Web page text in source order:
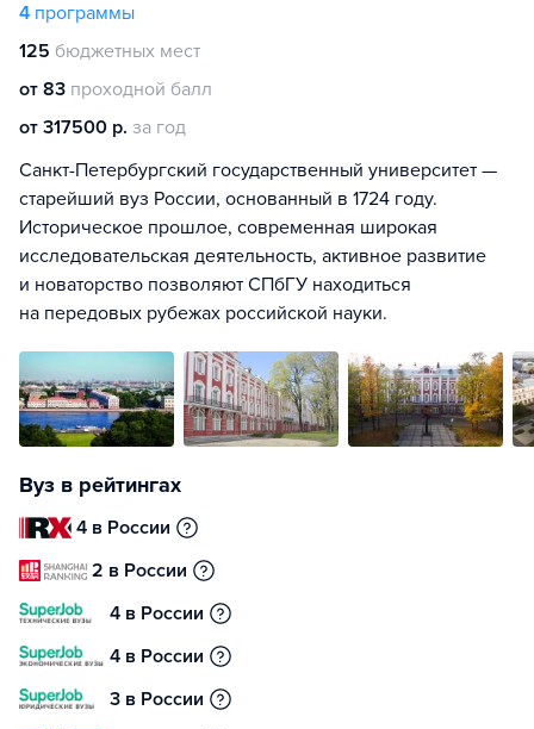
4 программы
125 бюджетных мест
от 83 проходной балл
от 317500 р. за год
Санкт-Петербургский государственный университет —
старейший вуз России, основанный в 1724 году.
Историческое прошлое, современная широкая
исследовательская деятельность, активное развитие
и новаторство позволяют СПбГУ находиться
на передовых рубежах российской науки.
Вуз в рейтингах
4 в России
2 в России
4 в России
4 в России
3 в России